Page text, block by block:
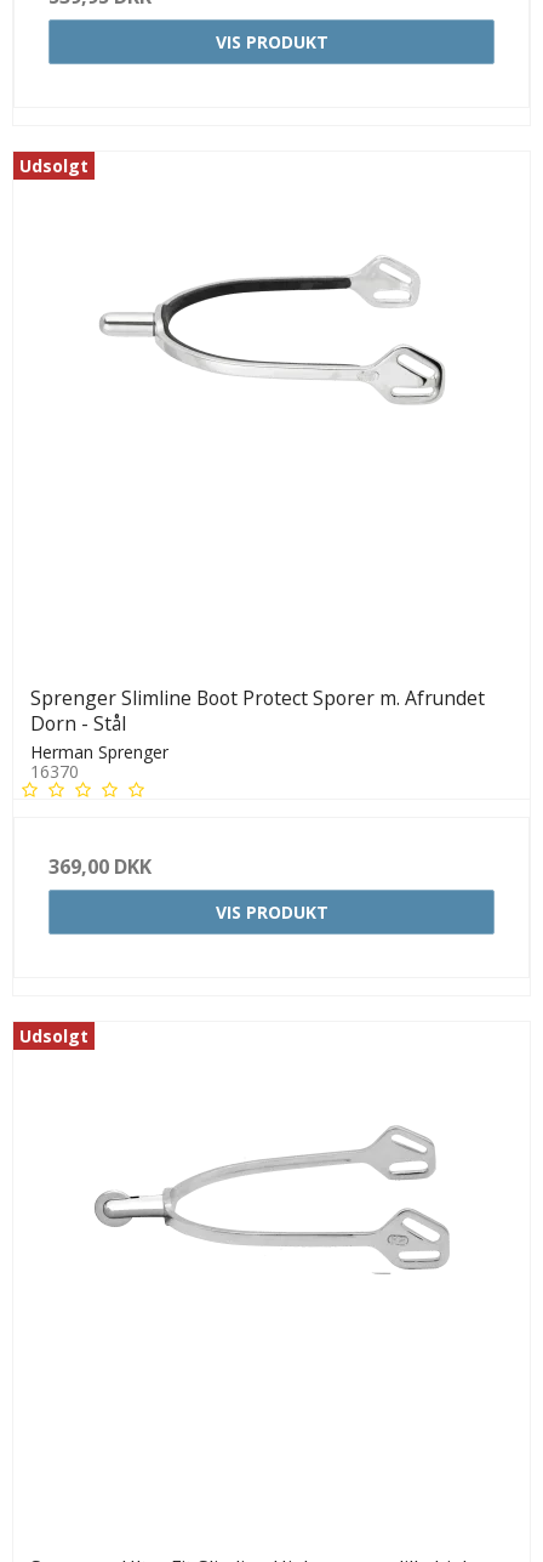
VIS PRODUKT
Udsolgt
Sprenger Slimline Boot Protect Sporer m. Afrundet
Dorn - Stål
Herman Sprenger
16370
369,00 DKK
VIS PRODUKT
Udsolgt